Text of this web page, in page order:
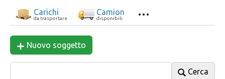
Carichi
da trasportare
Camion
disponibili
Nuovo soggetto
Cerca